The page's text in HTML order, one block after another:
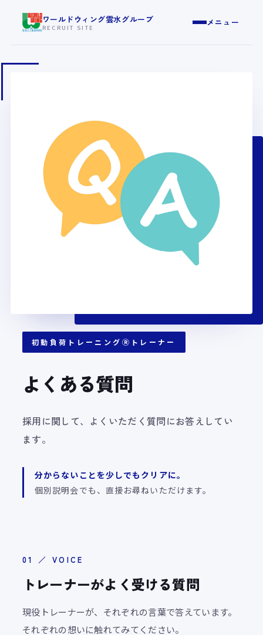
ワールドウィング雲水グループ
RECRUIT SITE メニュー
初動負荷トレーニングⓇトレーナー
よくある質問
採用に関して、よくいただく質問にお答えしてい
ます。
分からないことを少しでもクリアに。
個別説明会でも、直接お尋ねいただけます。
01 ／ VOICE
トレーナーがよく受ける質問
現役トレーナーが、それぞれの言葉で答えています。
それぞれの想いに触れてみてください。